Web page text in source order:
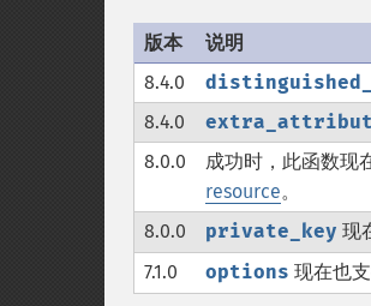
版本
说明
8.4.0
8.4.0
8.0.0
成功时，此函数现
resource。
8.0.0
private_key 现
7.1.0
options 现在也